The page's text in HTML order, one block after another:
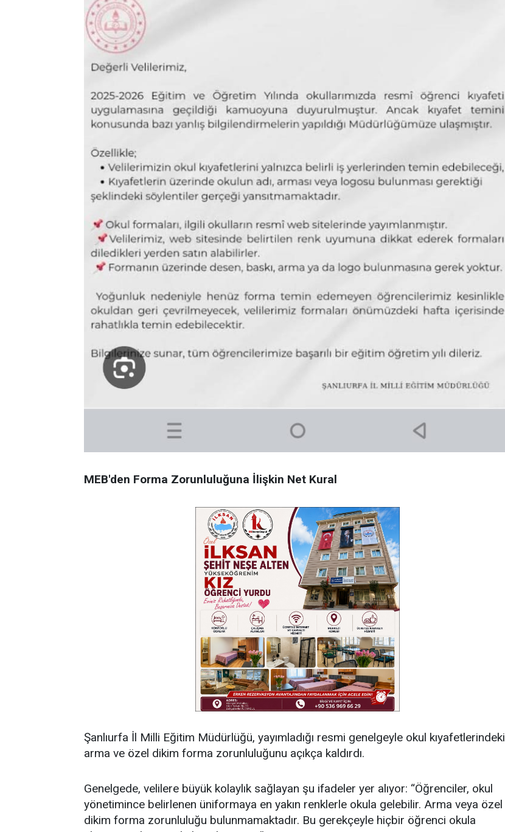
MEB'den Forma Zorunluluğuna İlişkin Net Kural
Şanlıurfa İl Milli Eğitim Müdürlüğü, yayımladığı resmi genelgeyle okul kıyafetlerindeki
arma ve özel dikim forma zorunluluğunu açıkça kaldırdı.
Genelgede, velilere büyük kolaylık sağlayan şu ifadeler yer alıyor: “Öğrenciler, okul
yönetimince belirlenen üniformaya en yakın renklerle okula gelebilir. Arma veya özel
dikim forma zorunluluğu bulunmamaktadır. Bu gerekçeyle hiçbir öğrenci okula